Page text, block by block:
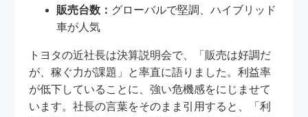
販売台数： グローバルで堅調、ハイブリッド
車が人気
トヨタの近社長は決算説明会で、「販売は好調だ
が、稼ぐ力が課題」と率直に語りました。利益率
が低下していることに、強い危機感をにじませて
います。社長の言葉をそのまま引用すると、「利